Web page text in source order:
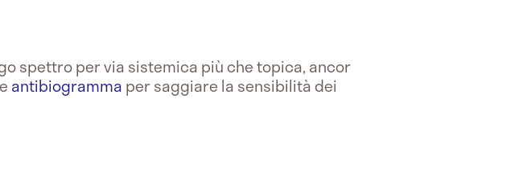
spettro per via sistemica più che topica, ancor
antibiogramma per saggiare la sensibilità dei